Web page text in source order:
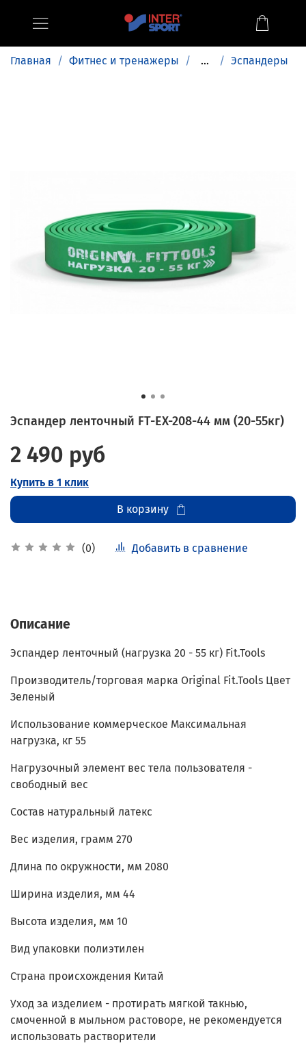
Главная Фитнес и тренажеры ... Эспандеры
Эспандер ленточный FT-EX-208-44 мм (20-55кг)
(0) Добавить в сравнение
2 490 руб
Купить в 1 клик
В корзину
Описание
Эспандер ленточный (нагрузка 20 - 55 кг) Fit.Tools
Производитель/торговая марка Original Fit.Tools Цвет
Зеленый
Использование коммерческое Максимальная
нагрузка, кг 55
Нагрузочный элемент вес тела пользователя -
свободный вес
Состав натуральный латекс
Вес изделия, грамм 270
Длина по окружности, мм 2080
Ширина изделия, мм 44
Высота изделия, мм 10
Вид упаковки полиэтилен
Страна происхождения Китай
Уход за изделием - протирать мягкой такнью,
смоченной в мыльном растоворе, не рекомендуется
использовать растворители